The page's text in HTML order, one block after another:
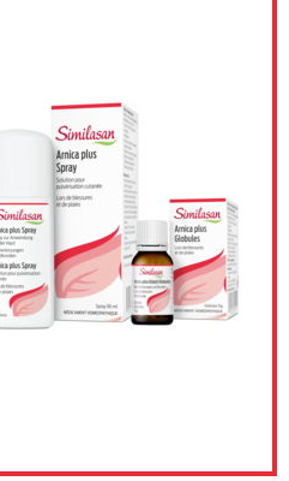
Similasan Arnica plus